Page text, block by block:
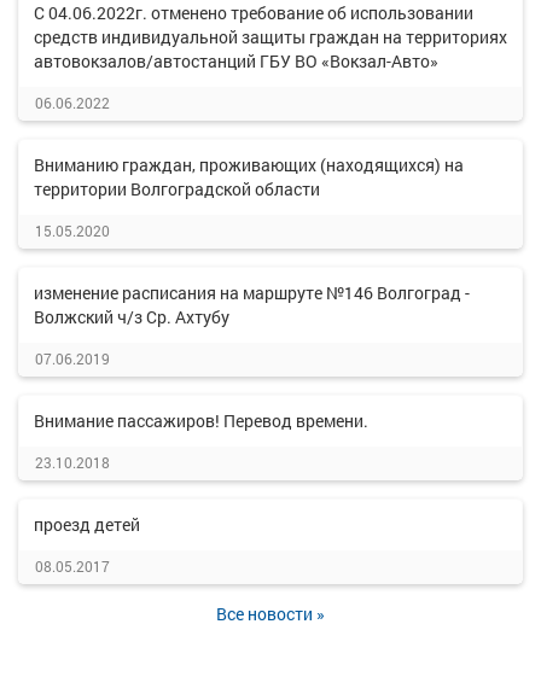
С 04.06.2022г. отменено требование об использовании
средств индивидуальной защиты граждан на территориях
автовокзалов/автостанций ГБУ ВО «Вокзал-Авто»
06.06.2022
Вниманию граждан, проживающих (находящихся) на
территории Волгоградской области
15.05.2020
изменение расписания на маршруте №146 Волгоград -
Волжский ч/з Ср. Ахтубу
07.06.2019
Внимание пассажиров! Перевод времени.
23.10.2018
проезд детей
08.05.2017
Все новости »